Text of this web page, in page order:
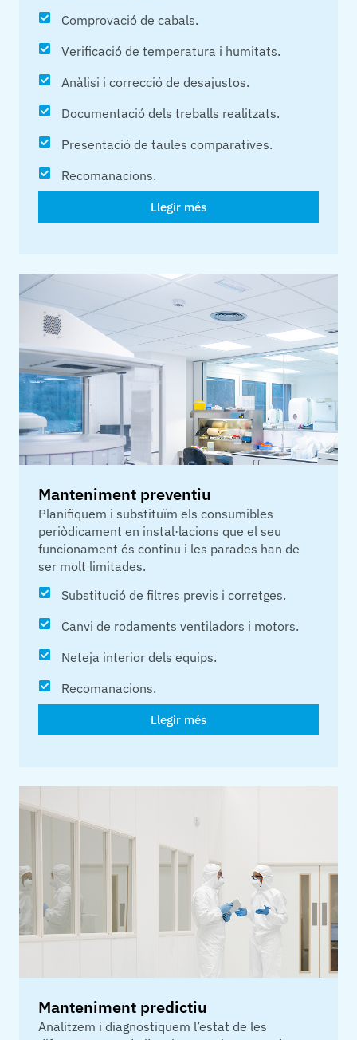
Comprovació de cabals.
Verificació de temperatura i humitats.
Anàlisi i correcció de desajustos.
Documentació dels treballs realitzats.
Presentació de taules comparatives.
Recomanacions.
Llegir més
Manteniment preventiu
Planifiquem i substituïm els consumibles
periòdicament en instal·lacions que el seu
funcionament és continu i les parades han de
ser molt limitades.
Substitució de filtres previs i corretges.
Canvi de rodaments ventiladors i motors.
Neteja interior dels equips.
Recomanacions.
Llegir més
Manteniment predictiu
Analitzem i diagnostiquem l’estat de les